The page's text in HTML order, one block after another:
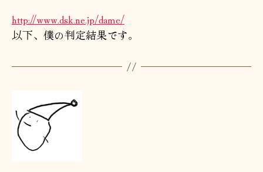
ム
精
判
http://www.dsk.ne.jp/dame/
以下、僕の判定結果です。